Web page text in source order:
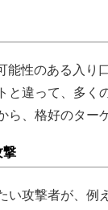
性のある入り
と違って、多く
、格好のター
撃
攻撃者が、例